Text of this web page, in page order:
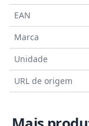
EAN
Marca
Unidade
URL de origem